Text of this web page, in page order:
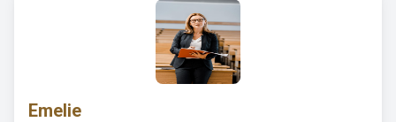
Emelie